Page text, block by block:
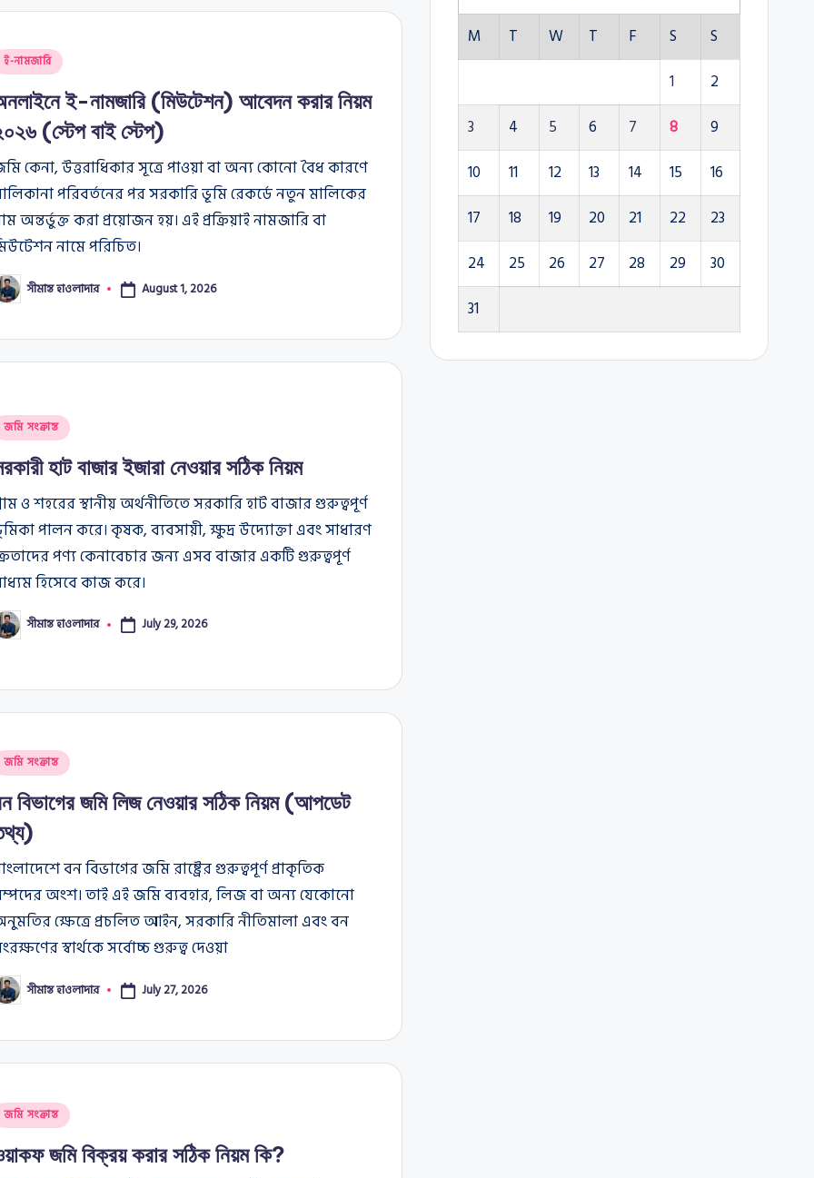
ই-নামজারি
ই-নামজারি (মিউটেশন) আবেদন করার নিয়ম
(স্টেপ বাই স্টেপ)
কেনা, উত্তরাধিকার সূত্রে পাওয়া বা অন্য কোনো বৈধ কারণে
পরিবর্তনের পর সরকারি ভূমি রেকর্ডে নতুন মালিকের
অন্তর্ভুক্ত করা প্রয়োজন হয়। এই প্রক্রিয়াই নামজারি বা
নামে পরিচিত।
সীমান্ত হাওলাদার August 1, 2026
জমি সংক্রান্ত
হাট বাজার ইজারা নেওয়ার সঠিক নিয়ম
ও শহরের স্থানীয় অর্থনীতিতে সরকারি হাট বাজার গুরুত্বপূর্ণ
পালন করে। কৃষক, ব্যবসায়ী, ক্ষুদ্র উদ্যোক্তা এবং সাধারণ
পণ্য কেনাবেচার জন্য এসব বাজার একটি গুরুত্বপূর্ণ
হিসেবে কাজ করে।
সীমান্ত হাওলাদার July 29, 2026
জমি সংক্রান্ত
বিভাগের জমি লিজ নেওয়ার সঠিক নিয়ম (আপডেট
বন বিভাগের জমি রাষ্ট্রের গুরুত্বপূর্ণ প্রাকৃতিক
অংশ। তাই এই জমি ব্যবহার, লিজ বা অন্য যেকোনো
ক্ষেত্রে প্রচলিত আইন, সরকারি নীতিমালা এবং বন
স্বার্থকে সর্বোচ্চ গুরুত্ব দেওয়া
সীমান্ত হাওলাদার July 27, 2026
জমি সংক্রান্ত
জমি বিক্রয় করার সঠিক নিয়ম কি?
M T W T F S
S
1
2
3
4 5 6 7 8
9
10
11 12 13 14 15
16
17
18 19 20 21 22
23
24
25 26 27 28 29
30
31